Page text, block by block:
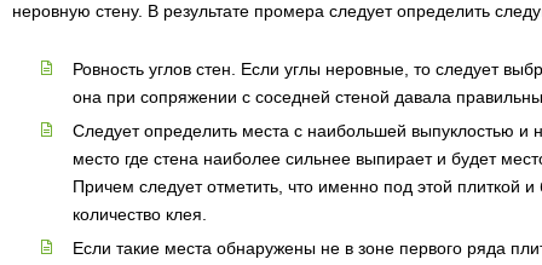
неровную стену. В результате промера следует определить
Ровность углов стен. Если углы неровные, то следует
она при сопряжении с соседней стеной давала
Следует определить места с наибольшей выпуклостью и
место где стена наиболее сильнее выпирает и будет
Причем следует отметить, что именно под этой плиткой
количество клея.
Если такие места обнаружены не в зоне первого ряда